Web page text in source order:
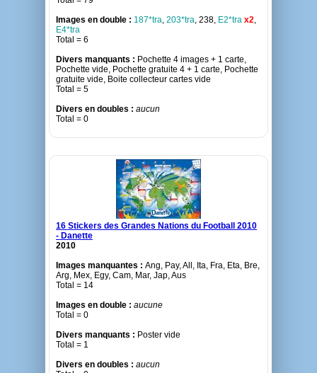
Images en double : 187*tra, 203*tra, 238, E2*tra x2,
E4*tra
Total = 6
Divers manquants : Pochette 4 images + 1 carte,
Pochette vide, Pochette gratuite 4 + 1 carte, Pochette
gratuite vide, Boite collecteur cartes vide
Total = 5
Divers en doubles : aucun
Total = 0
16 Stickers des Grandes Nations du Football 2010
- Danette
2010
Images manquantes : Ang, Pay, All, Ita, Fra, Eta, Bre,
Arg, Mex, Egy, Cam, Mar, Jap, Aus
Total = 14
Images en double : aucune
Total = 0
Divers manquants : Poster vide
Total = 1
Divers en doubles : aucun